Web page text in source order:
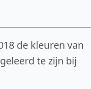
de kleuren van
te zijn bij